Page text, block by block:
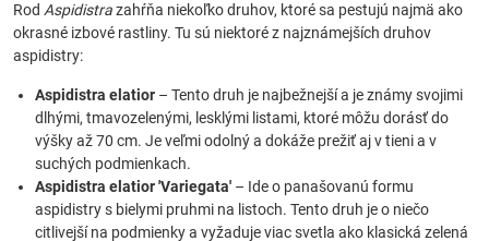
Rod Aspidistrazahŕňa niekoľko druhov, ktoré sa pestujú najmä ako
okrasné izbové rastliny. Tu sú niektoré z najznámejších druhov
aspidistry:
Aspidistra elatior – Tento druh je najbežnejší a je známy svojimi
dlhými, tmavozelenými, lesklými listami, ktoré môžu dorásť do
výšky až 70 cm. Je veľmi odolný a dokáže prežiť aj v tieni a v
suchých podmienkach.
Aspidistra elatior 'Variegata' – Ide o panašovanú formu
aspidistry s bielymi pruhmi na listoch. Tento druh je o niečo
citlivejší na podmienky a vyžaduje viac svetla ako klasická zelená